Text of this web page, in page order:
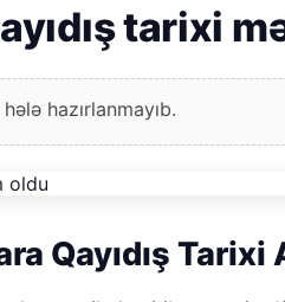
tarixi
hazırlanmayıb.
Qayıdış Tarixi